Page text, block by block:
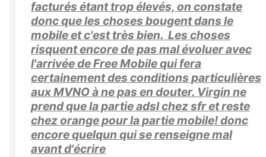
facturés étant trop élevés, on constate
donc que les choses bougent dans le
mobile et c'est très bien. Les choses
risquent encore de pas mal évoluer avec
l'arrivée de Free Mobile qui fera
certainement des conditions particulières
aux MVNO à ne pas en douter. Virgin ne
prend que la partie adsl chez sfr et reste
chez orange pour la partie mobile! donc
encore quelqun qui se renseigne mal
avant d'écrire